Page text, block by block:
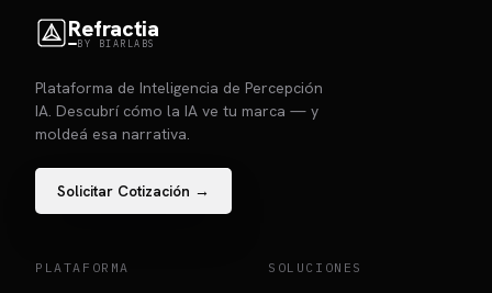
Refractia
BY BIARLABS
Plataforma de Inteligencia de Percepción
IA. Descubrí cómo la IA ve tu marca — y
moldeá esa narrativa.
Solicitar Cotización →
PLATAFORMA SOLUCIONES